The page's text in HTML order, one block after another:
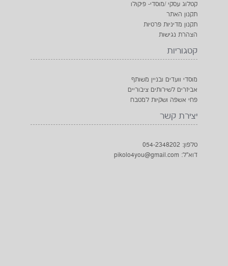
קטלוג עסקי /מוסדי- פיקולו
תקנון האתר
תקנון מדיניות פרטיות
הצהרת נגישות
קטגוריות
מוסדי וועדים ובניין משותף
אביזרים לשירותים ציבוריים
פחי אשפה ושקיות למטבח
יצירת קשר
טלפון: 054-2348202
דוא"ל: pikolo4you@gmail.com